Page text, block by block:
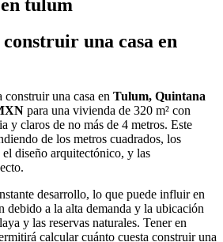
tulum
una casa en
una casa en Tulum, Quintana
para una vivienda de 320 m² con
y claros de no más de 4 metros. Este
de los metros cuadrados, los
el diseño arquitectónico, y las
desarrollo, lo que puede influir en
debido a la alta demanda y la ubicación
y las reservas naturales. Tener en
calcular cuánto cuesta construir una